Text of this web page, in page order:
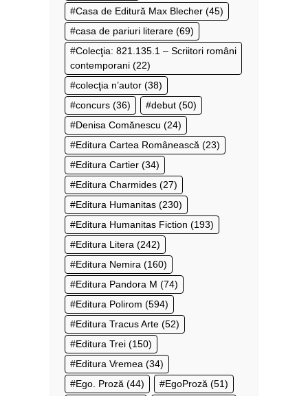
Casa de Editură Max Blecher (45)
casa de pariuri literare (69)
Colecţia: 821.135.1 – Scriitori români
contemporani (22)
colecţia n’autor (38)
concurs (36) debut (50)
Denisa Comănescu (24)
Editura Cartea Românească (23)
Editura Cartier (34)
Editura Charmides (27)
Editura Humanitas (230)
Editura Humanitas Fiction (193)
Editura Litera (242)
Editura Nemira (160)
Editura Pandora M (74)
Editura Polirom (594)
Editura Tracus Arte (52)
Editura Trei (150)
Editura Vremea (34)
Ego. Proză (44) EgoProză (51)